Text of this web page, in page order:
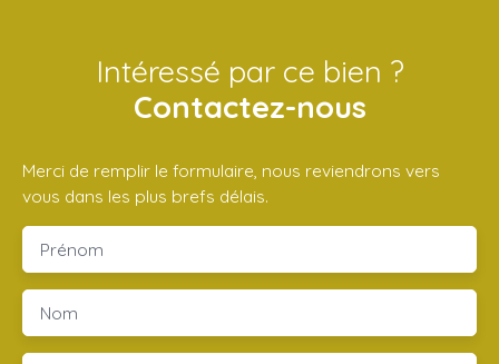
Intéressé par ce bien ?
Contactez-nous
Merci de remplir le formulaire, nous reviendrons vers
vous dans les plus brefs délais.
Prénom
Nom